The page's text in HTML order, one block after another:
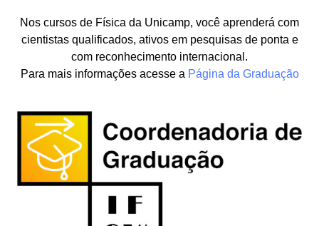
Nos cursos de Física da Unicamp, você aprenderá com
cientistas qualificados, ativos em pesquisas de ponta e
com reconhecimento internacional.
Para mais informações acesse a Página da Graduação